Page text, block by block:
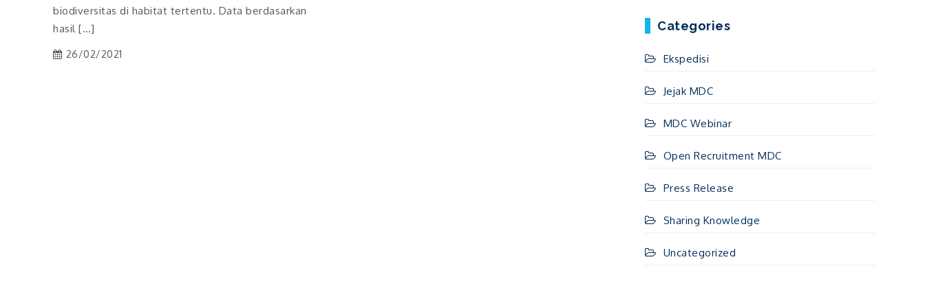
biodiversitas di habitat tertentu. Data berdasarkan
hasil […]
26/02/2021
Categories
Ekspedisi
Jejak MDC
MDC Webinar
Open Recruitment MDC
Press Release
Sharing Knowledge
Uncategorized